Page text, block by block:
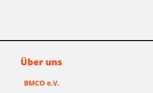
Über uns
BMCO e.V.